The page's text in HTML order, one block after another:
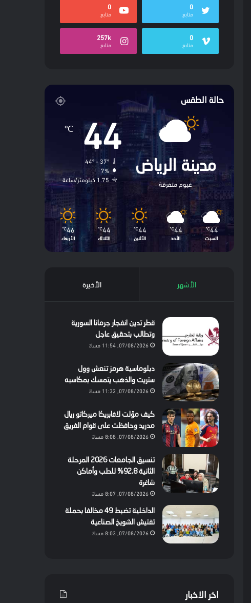
0
متابع
0
متابع
0
متابع
257k
متابع
حالة الطقس
مدينة الرياض
غيوم متفرقة
44
℃
44º - 37º
7%
1.75 كيلومتر/ساعة
44
℃
السبت
44
℃
الأحد
44
℃
الأثنين
44
℃
الثلاثاء
46
℃
الأربعاء
الأشهر الأخيرة
قطر تدين انفجار جرمانا السورية
وتطالب بتحقيق عاجل
07/08/2026, 11:54 مساءً
دبلوماسية هرمز تنعش وول
ستريت والذهب يتمسك بمكاسبه
07/08/2026, 11:32 مساءً
كيف موّلت لافابريكا ميركاتو ريال
مدريد وحافظت على قوام الفريق
07/08/2026, 8:08 مساءً
تنسيق الجامعات 2026 المرحلة
الثانية 92.8% للطب وأماكن
شاغرة
07/08/2026, 8:07 مساءً
الداخلية تضبط 49 مخالفا بحملة
تفتيش الشويخ الصناعية
07/08/2026, 8:03 مساءً
اخر الاخبار